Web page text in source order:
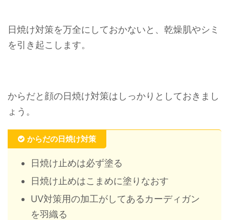
日焼け対策を万全にしておかないと、乾燥肌やシミ
を引き起こします。
からだと顔の日焼け対策はしっかりとしておきまし
ょう。
からだの日焼け対策
日焼け止めは必ず塗る
日焼け止めはこまめに塗りなおす
UV対策用の加工がしてあるカーディガン
を羽織る